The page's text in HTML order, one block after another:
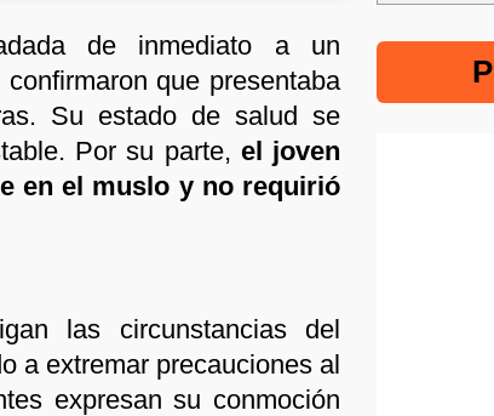
de inmediato a un
que presentaba
Su estado de salud se
Por su parte, el joven
en el muslo y no requirió
las circunstancias del
a extremar precauciones al
expresan su conmoción